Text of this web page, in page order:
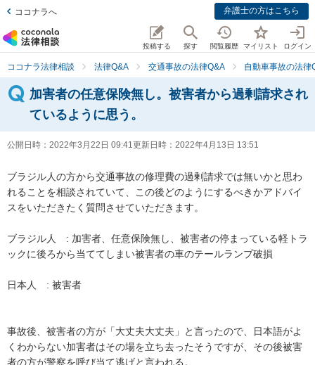
ココナラへ 弁護士の方はこちら
投稿する 探す 閲覧履歴 マイリスト ログイン
ココナラ法律相談 法律Q&A 交通事故の法律Q&A 自動車事故の法律
加害者の任意保険無し。被害者から過剰請求され
ているように思う。
公開日時： 2022年3月22日 09:41更新日時： 2022年4月13日 13:51
ブラジル人の方から交通事故の修理費の過剰請求では無いかと思わ
れることを相談されていて、この後どのようにするべきかアドバイ
スをいただきたく質問させていただきます。
ブラジル人　: 加害者、任意保険無し、被害者の停まっている軽トラ
ックに後ろから当ててしまい被害者の車のテールランプ破損
日本人　: 被害者
事故後、被害者の方が「大丈夫大丈夫」と言ったので、日本語がよ
くわからない加害者はその場を立ち去ったそうですが、その後被害
者の方が警察を呼び当て逃げと言われる。